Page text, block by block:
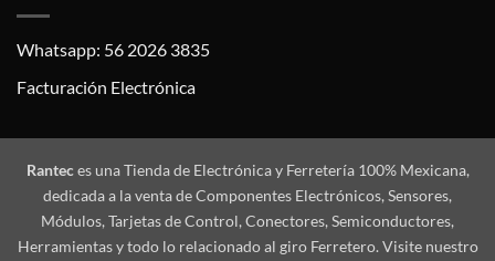
Whatsapp: 56 2026 3835
Facturación Electrónica
Ranteces una Tienda de Electrónica y Ferretería 100% Mexicana,
dedicada a la venta de Componentes Electrónicos, Sensores,
Módulos, Tarjetas de Control, Conectores, Semiconductores,
Herramientas y todo lo relacionado al giro Ferretero. Visite nuestro